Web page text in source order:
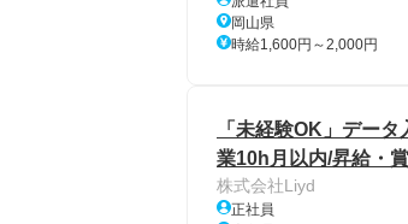
岡山県
時給1,600円～2,000円
「未経験OK」デー
業10h月以内/昇給・
株式会社Liyd
正社員